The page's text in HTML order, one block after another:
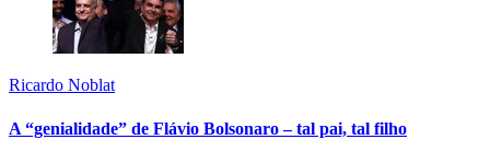
Ricardo Noblat
A “genialidade” de Flávio Bolsonaro – tal pai, tal filho